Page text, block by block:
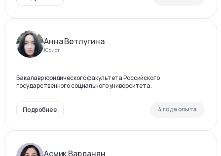
Анна Ветлугина
Юрист
Бакалавр юридического факультета Российского
государственного социального университета.
Подробнее 4 года опыта
Асмик Варданян